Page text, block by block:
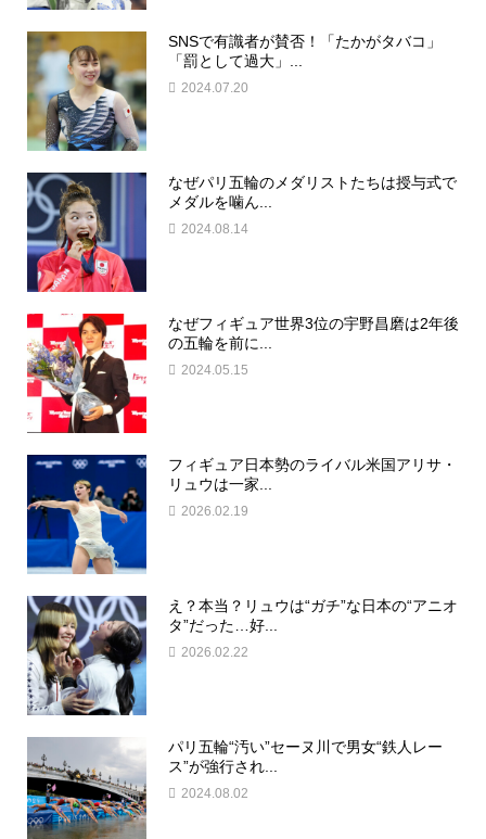
SNSで有識者が賛否！「たかがタバコ」
「罰として過大」...
2024.07.20
なぜパリ五輪のメダリストたちは授与式で
メダルを噛ん...
2024.08.14
なぜフィギュア世界3位の宇野昌磨は2年後
の五輪を前に...
2024.05.15
フィギュア日本勢のライバル米国アリサ・
リュウは一家...
2026.02.19
え？本当？リュウは“ガチ”な日本の“アニオ
タ”だった…好...
2026.02.22
パリ五輪“汚い”セーヌ川で男女“鉄人レー
ス”が強行され...
2024.08.02